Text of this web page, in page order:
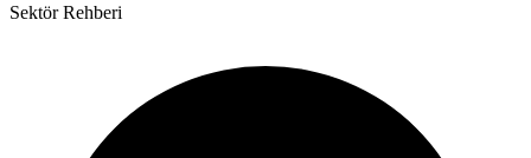
Sektör Rehberi